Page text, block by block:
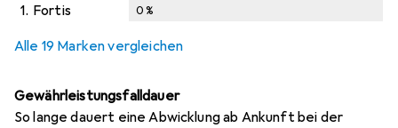
1. Fortis 0%
Alle 19 Marken vergleichen
Gewährleistungsfalldauer
So lange dauert eine Abwicklung ab Ankunft bei der